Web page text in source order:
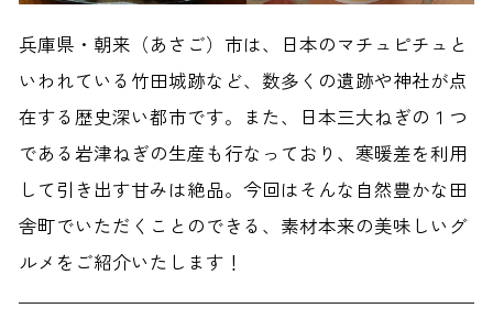
兵庫県・朝来（あさご）市は、日本のマチュピチュと
いわれている竹田城跡など、数多くの遺跡や神社が点
在する歴史深い都市です。また、日本三大ねぎの１つ
である岩津ねぎの生産も行なっており、寒暖差を利用
して引き出す甘みは絶品。今回はそんな自然豊かな田
舎町でいただくことのできる、素材本来の美味しいグ
ルメをご紹介いたします！